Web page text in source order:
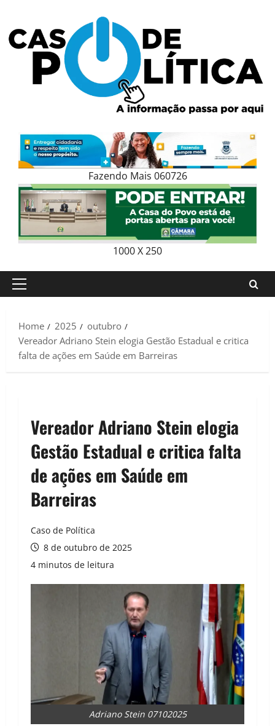
content
Fazendo Mais 060726
1000 X 250
Primary
Home
2025
outubro
Vereador Adriano Stein elogia Gestão Estadual e critica
falta de ações em Saúde em Barreiras
Vereador Adriano Stein elogia
Gestão Estadual e critica falta
de ações em Saúde em
Barreiras
Caso de Política
8 de outubro de 2025
4 minutos de leitura
Adriano Stein 07102025